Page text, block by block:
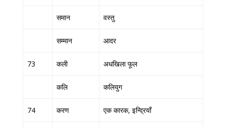
समान वस्तु
सम्मान आदर
73 कली अधखिला फूल
कलि कलियुग
74 करण एक कारक, इन्द्रियाँ